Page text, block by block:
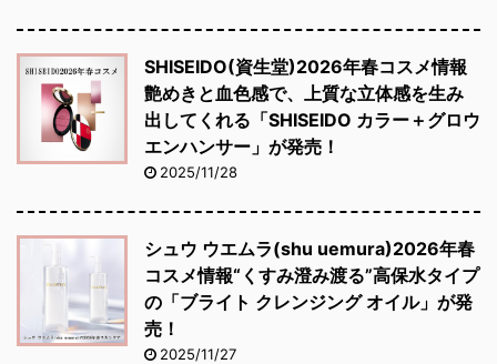
SHISEIDO(資生堂)2026年春コスメ情報
艶めきと血色感で、上質な立体感を生み
出してくれる「SHISEIDO カラー＋グロウ
エンハンサー」が発売！
2025/11/28
シュウ ウエムラ(shu uemura)2026年春
コスメ情報“くすみ澄み渡る”高保水タイプ
の「ブライト クレンジング オイル」が発
売！
2025/11/27